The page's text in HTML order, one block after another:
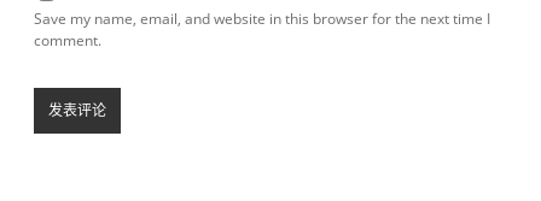
Save my name, email, and website in this browser for the next time I
comment.